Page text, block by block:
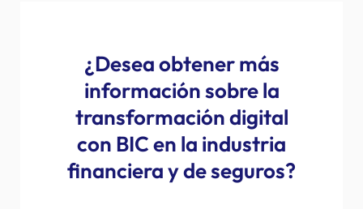
¿Desea obtener más
información sobre la
transformación digital
con BIC en la industria
financiera y de seguros?